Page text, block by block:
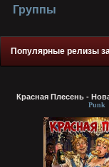
Группы
Популярные релизы
Красная Плесень -
Punk